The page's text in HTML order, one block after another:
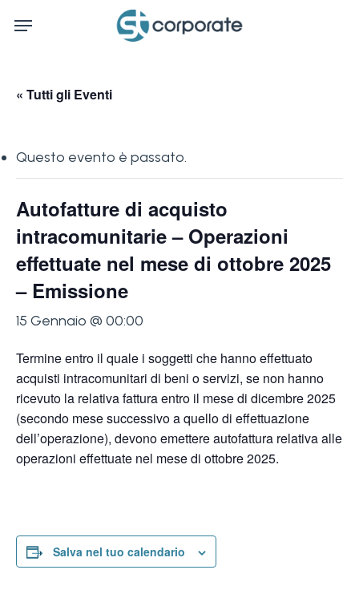
Menu
« Tutti gli Eventi
Questo evento è passato.
Autofatture di acquisto
intracomunitarie – Operazioni
effettuate nel mese di ottobre 2025
– Emissione
15 Gennaio @ 00:00
Termine entro il quale i soggetti che hanno effettuato
acquisti intracomunitari di beni o servizi, se non hanno
ricevuto la relativa fattura entro il mese di dicembre 2025
(secondo mese successivo a quello di effettuazione
dell’operazione), devono emettere autofattura relativa alle
operazioni effettuate nel mese di ottobre 2025.
Salva nel tuo calendario